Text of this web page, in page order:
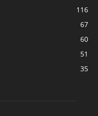
116
67
60
51
35